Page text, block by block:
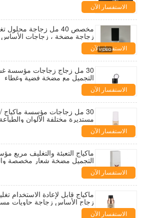
الاستفسار الآن
مخصص 40 مل زجاجة
زجاجة مضخة ، زجاجات الأساس
الاستفسار الآن
30 مل زجاج زجاجات مؤسسة
التجميل مع مضخة فضية وغطاء
الاستفسار الآن
30 مل زجاجات مؤسسة
مستديرة مختلفة الألوان والطباعة
الاستفسار الآن
ماكياج التعبئة والتغليف
التجميل مضخة شعار مخصصة
الاستفسار الآن
ماكياج قابل لإعادة الاستخدام
زجاج الأساس زجاجة حاويات
تصميم OEMالاستفسار الآن